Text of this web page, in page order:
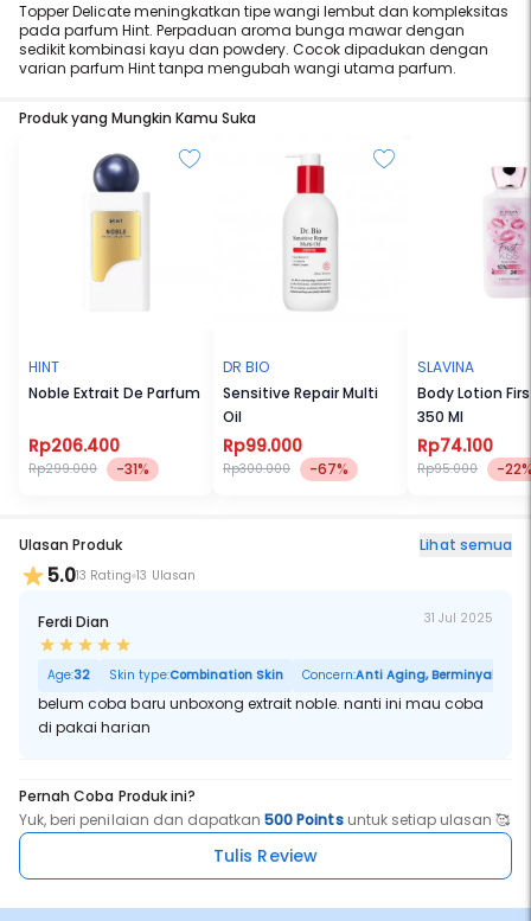
Topper Delicate meningkatkan tipe wangi lembut dan kompleksitas
pada parfum Hint. Perpaduan aroma bunga mawar dengan
sedikit kombinasi kayu dan powdery. Cocok dipadukan dengan
varian parfum Hint tanpa mengubah wangi utama parfum.
Produk yang Mungkin Kamu Suka
HINT
Noble Extrait De Parfum
Rp206.400
Rp299.000 -31%
DR BIO
Sensitive Repair Multi
Oil
Rp99.000
Rp300.000 -67%
SLAVINA
Body Lotion
350 Ml
Rp74.100
Rp95.000 -
Ulasan Produk Lihat semua
5.013 Rating 13 Ulasan
Ferdi Dian 31 Jul 2025
Age:32 Skin type:Combination Skin Concern:Anti Aging, Berminyak, Pori
belum coba baru unboxong extrait noble. nanti ini mau coba
di pakai harian
Pernah Coba Produk ini?
Yuk, beri penilaian dan dapatkan500 Pointsuntuk setiap ulasan 🥰
Tulis Review